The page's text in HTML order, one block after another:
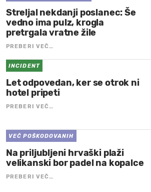
Streljal nekdanji poslanec: Še
vedno ima pulz, krogla
pretrgala vratne žile
PREBERI VEČ…
INCIDENT
Let odpovedan, ker se otrok ni
hotel pripeti
PREBERI VEČ…
VEČ POŠKODOVANIH
Na priljubljeni hrvaški plaži
velikanski bor padel na kopalce
PREBERI VEČ…